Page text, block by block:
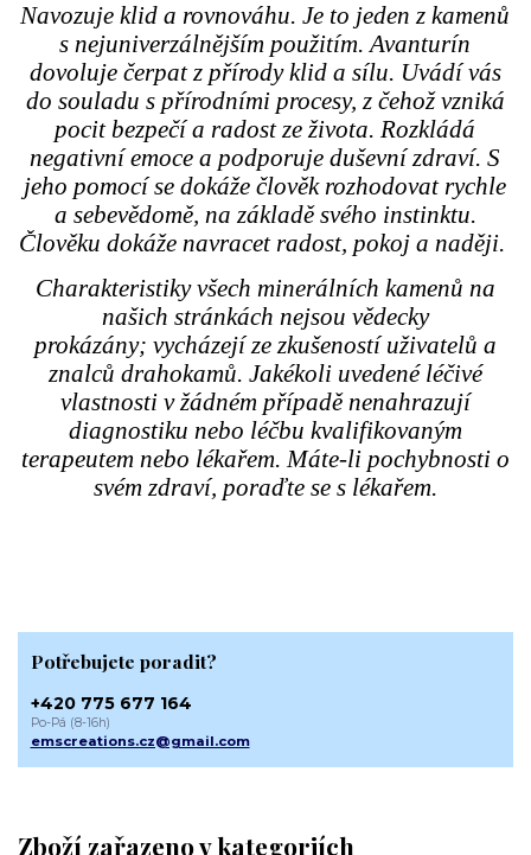
Navozuje klid a rovnováhu. Je to jeden z kamenů
s nejuniverzálnějším použitím. Avanturín
dovoluje čerpat z přírody klid a sílu. Uvádí vás
do souladu s přírodními procesy, z čehož vzniká
pocit bezpečí a radost ze života. Rozkládá
negativní emoce a podporuje duševní zdraví. S
jeho pomocí se dokáže člověk rozhodovat rychle
a sebevědomě, na základě svého instinktu.
Člověku dokáže navracet radost, pokoj a naději.
Charakteristiky všech minerálních kamenů na
našich stránkách nejsou vědecky
prokázány; vycházejí ze zkušeností uživatelů a
znalců drahokamů. Jakékoli uvedené léčivé
vlastnosti v žádném případě nenahrazují
diagnostiku nebo léčbu kvalifikovaným
terapeutem nebo lékařem. Máte-li pochybnosti o
svém zdraví, poraďte se s lékařem.
Zboží zařazeno v kategoriích
Potřebujete poradit?
+420 775 677 164
Po-Pá (8-16h)
emscreations.cz@gmail.com